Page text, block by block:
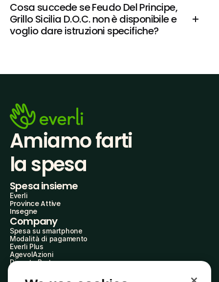
Cosa succede se Feudo Del Principe,
Grillo Sicilia D.O.C. non è disponibile e
voglio dare istruzioni specifiche?
Amiamo farti
la spesa
Spesa insieme
Everli
Province Attive
Insegne
Company
Spesa su smartphone
Modalità di pagamento
Everli Plus
AgevolAzioni
Diventa Partner
Everli Shoppers